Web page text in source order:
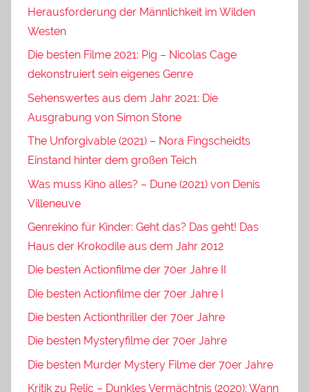
Herausforderung der Männlichkeit im Wilden
Westen
Die besten Filme 2021: Pig – Nicolas Cage
dekonstruiert sein eigenes Genre
Sehenswertes aus dem Jahr 2021: Die
Ausgrabung von Simon Stone
The Unforgivable (2021) – Nora Fingscheidts
Einstand hinter dem großen Teich
Was muss Kino alles? – Dune (2021) von Denis
Villeneuve
Genrekino für Kinder: Geht das? Das geht! Das
Haus der Krokodile aus dem Jahr 2012
Die besten Actionfilme der 70er Jahre II
Die besten Actionfilme der 70er Jahre I
Die besten Actionthriller der 70er Jahre
Die besten Mysteryfilme der 70er Jahre
Die besten Murder Mystery Filme der 70er Jahre
Kritik zu Relic – Dunkles Vermächtnis (2020): Wann